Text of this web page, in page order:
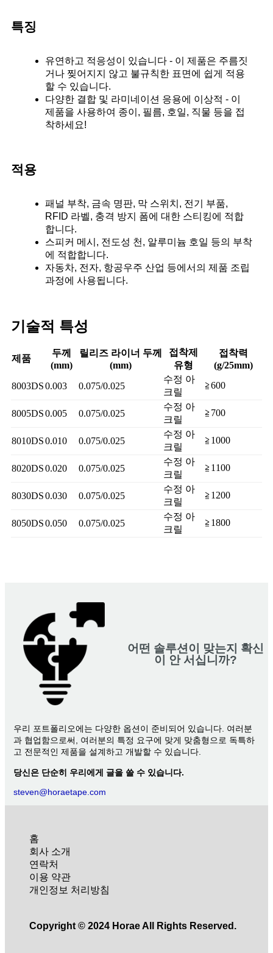
특징
유연하고 적응성이 있습니다 - 이 제품은 주름짓
거나 찢어지지 않고 불규칙한 표면에 쉽게 적용
할 수 있습니다.
다양한 결합 및 라미네이션 응용에 이상적 - 이
제품을 사용하여 종이, 필름, 호일, 직물 등을 접
착하세요!
적용
패널 부착, 금속 명판, 막 스위치, 전기 부품,
RFID 라벨, 충격 방지 폼에 대한 스티킹에 적합
합니다.
스피커 메시, 전도성 천, 알루미늄 호일 등의 부착
에 적합합니다.
자동차, 전자, 항공우주 산업 등에서의 제품 조립
과정에 사용됩니다.
기술적 특성
제품
두께
(mm)
릴리즈 라이너 두께
(mm)
접착제
유형
접착력
(g/25mm)
8003DS0.003 0.075/0.025
수정 아
크릴
≧600
8005DS0.005 0.075/0.025
수정 아
크릴
≧700
8010DS0.010 0.075/0.025
수정 아
크릴
≧1000
8020DS0.020 0.075/0.025
수정 아
크릴
≧1100
8030DS0.030 0.075/0.025
수정 아
크릴
≧1200
8050DS0.050 0.075/0.025
수정 아
크릴
≧1800
어떤 솔루션이 맞는지 확신
이 안 서십니까?
우리 포트폴리오에는 다양한 옵션이 준비되어 있습니다. 여러분
과 협업함으로써, 여러분의 특정 요구에 맞게 맞춤형으로 독특하
고 전문적인 제품을 설계하고 개발할 수 있습니다.
당신은 단순히 우리에게 글을 쓸 수 있습니다.
steven@horaetape.com
홈
회사 소개
연락처
이용 약관
개인정보 처리방침
Copyright © 2024 Horae All Rights Reserved.